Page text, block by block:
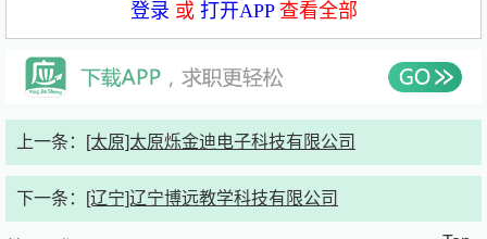
薪酬福利：五险
发布时间：2026年6月2日
岗位职责：
招聘职位
登录 或 打开APP查看全部
上一条： [太原]太原烁金迪电子科技有限公司
下一条： [辽宁]辽宁博远教学科技有限公司